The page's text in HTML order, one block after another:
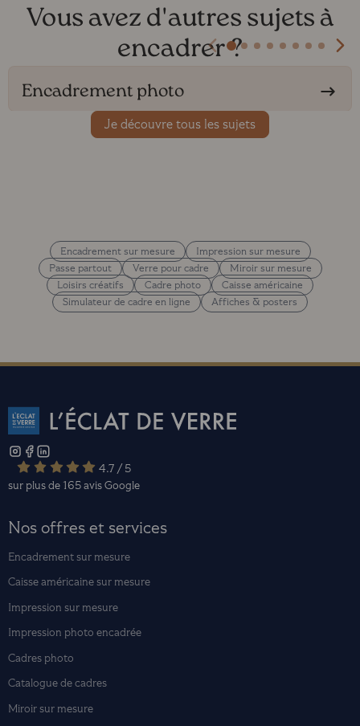
Vous avez d'autres sujets à
encadrer ?
Encadrement photo
Je découvre tous les sujets
Encadrement sur mesure
Impression sur mesure
Passe partout
Verre pour cadre
Miroir sur mesure
Loisirs créatifs
Cadre photo
Caisse américaine
Simulateur de cadre en ligne
Affiches & posters
4.7 / 5
sur plus de 165 avisGoogle
Nos offres et services
Encadrement sur mesure
Caisse américaine sur mesure
Impression sur mesure
Impression photo encadrée
Cadres photo
Catalogue de cadres
Miroir sur mesure